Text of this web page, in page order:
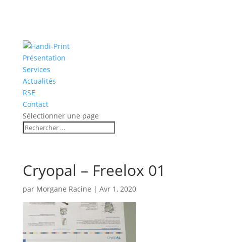
Présentation
Services
Actualités
RSE
Contact
Sélectionner une page
Cryopal – Freelox 01
par Morgane Racine | Avr 1, 2020